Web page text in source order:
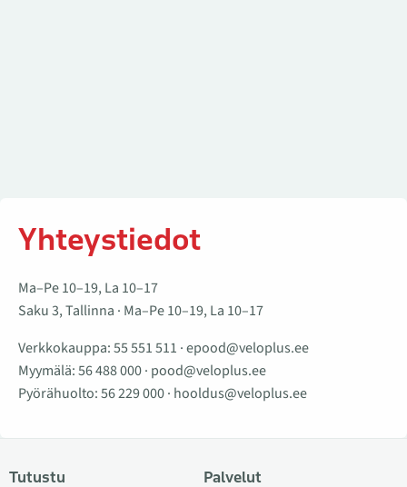
Yhteystiedot
Ma–Pe 10–19, La 10–17
Saku 3, Tallinna · Ma–Pe 10–19, La 10–17
Verkkokauppa:55 551 511 ·epood@veloplus.ee
Myymälä:56 488 000· pood@veloplus.ee
Pyörähuolto:56 229 000· hooldus@veloplus.ee
Tutustu Palvelut